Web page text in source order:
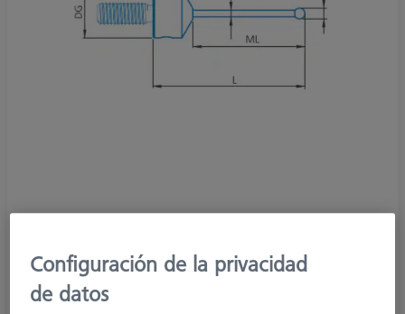
Ø Sphere (DK)
3,0 mm
34,5 mm
Stylus Tip Material
Configuración de la privacidad
de datos